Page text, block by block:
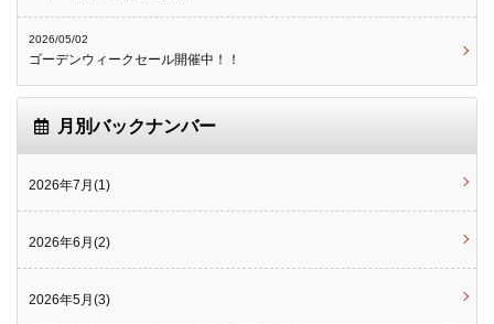
2026/05/02
ゴーデンウィークセール開催中！！
月別バックナンバー
2026年7月(1)
2026年6月(2)
2026年5月(3)